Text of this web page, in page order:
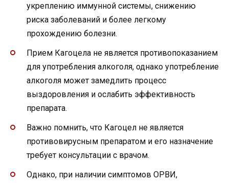
укреплению иммунной системы, снижению
риска заболеваний и более легкому
прохождению болезни.
Прием Кагоцела не является противопоказанием
для употребления алкоголя, однако употребление
алкоголя может замедлить процесс
выздоровления и ослабить эффективность
препарата.
Важно помнить, что Кагоцел не является
противовирусным препаратом и его назначение
требует консультации с врачом.
Однако, при наличии симптомов ОРВИ,